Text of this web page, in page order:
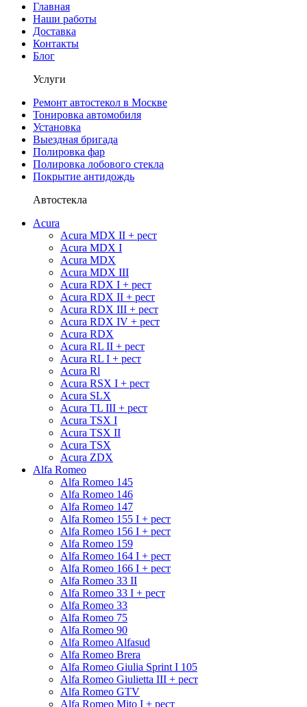
Главная
Наши работы
Доставка
Контакты
Блог
Услуги
Ремонт автостекол в Москве
Тонировка автомобиля
Установка
Выездная бригада
Полировка фар
Полировка лобового стекла
Покрытие антидождь
Автостекла
Acura
Acura MDX II + рест
Acura MDX I
Acura MDX
Acura MDX III
Acura RDX I + рест
Acura RDX II + рест
Acura RDX III + рест
Acura RDX IV + рест
Acura RDX
Acura RL II + рест
Acura RL I + рест
Acura Rl
Acura RSX I + рест
Acura SLX
Acura TL III + рест
Acura TSX I
Acura TSX II
Acura TSX
Acura ZDX
Alfa Romeo
Alfa Romeo 145
Alfa Romeo 146
Alfa Romeo 147
Alfa Romeo 155 I + рест
Alfa Romeo 156 I + рест
Alfa Romeo 159
Alfa Romeo 164 I + рест
Alfa Romeo 166 I + рест
Alfa Romeo 33 II
Alfa Romeo 33 I + рест
Alfa Romeo 33
Alfa Romeo 75
Alfa Romeo 90
Alfa Romeo Alfasud
Alfa Romeo Brera
Alfa Romeo Giulia Sprint I 105
Alfa Romeo Giulietta III + рест
Alfa Romeo GTV
Alfa Romeo Mito I + рест